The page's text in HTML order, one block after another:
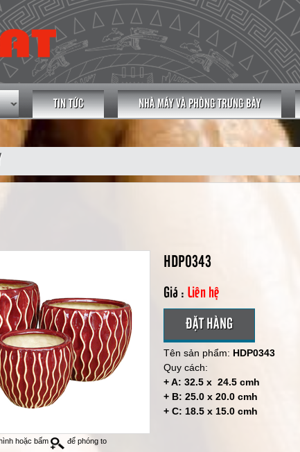
TIN TỨC NHÀ MÁY VÀ PHÒNG TRƯNG BÀY
hoặc bấm để phóng to
HDP0343
Giá : Liên hệ
ĐẶT HÀNG
Tên sản phẩm: HDP0343
Quy cách:
+ A: 32.5 x 24.5 cmh
+ B: 25.0 x 20.0 cmh
+ C: 18.5 x 15.0 cmh